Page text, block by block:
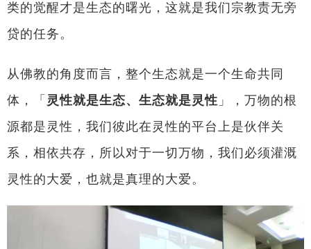
类的觉醒才是生态的曙光，这就是我们宗教责无旁
贷的任务。
从佛教的角度而言，整个生态就是一个生命共同
体，「 灵性就是生态、生态就是灵性 」，万物的根
源都是灵性，我们彼此在灵性的平台上是伙伴关
系，相依共存，所以对于一切万物，我们必须灌溉
灵性的大爱，也就是真理的大爱。